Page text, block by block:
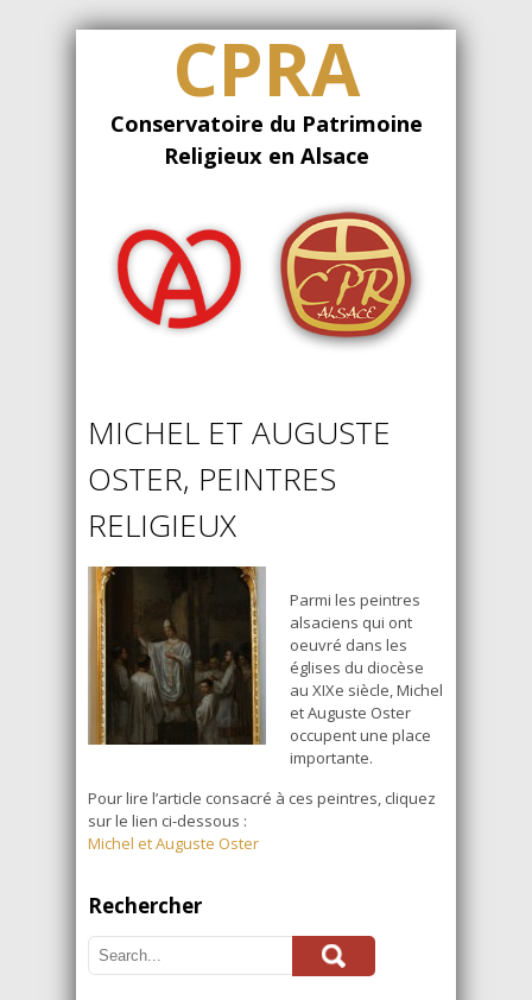
CPRA
Conservatoire du Patrimoine
Religieux en Alsace
MICHEL ET AUGUSTE
OSTER, PEINTRES
RELIGIEUX
Parmi les peintres
alsaciens qui ont
oeuvré dans les
églises du diocèse
au XIXe siècle, Michel
et Auguste Oster
occupent une place
importante.
Pour lire l’article consacré à ces peintres, cliquez
sur le lien ci-dessous :
Michel et Auguste Oster
Rechercher